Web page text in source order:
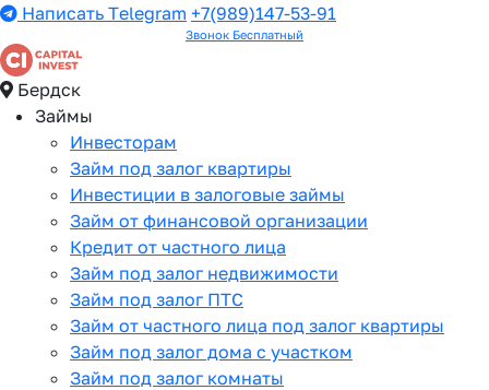
Написать Telegram +7(989)147-53-91
Звонок Бесплатный
Бердск
Займы
Инвесторам
Займ под залог квартиры
Инвестиции в залоговые займы
Займ от финансовой организации
Кредит от частного лица
Займ под залог недвижимости
Займ под залог ПТС
Займ от частного лица под залог квартиры
Займ под залог дома с участком
Займ под залог комнаты